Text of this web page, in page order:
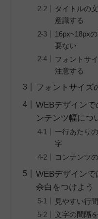
タイトルの
意識する
16px~18px
要ない
フォントサ
注意する
フォントサイズ
WEBデザイン
ンテンツ幅につ
一行あたり
字
コンテンツ
WEBデザインで
余白をつけよう
見やすい行
文字の間隔